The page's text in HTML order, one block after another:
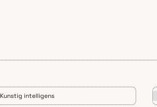
Kunstig intelligens